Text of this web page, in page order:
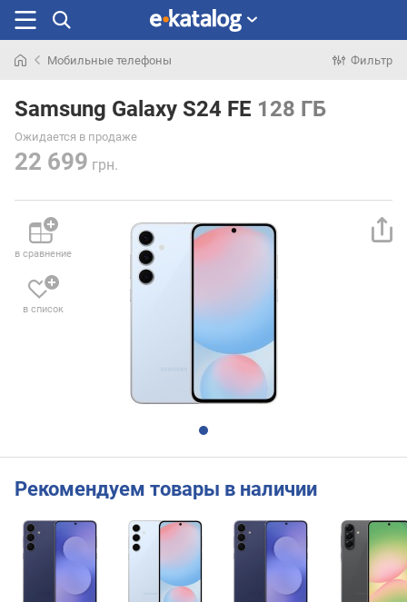
раньше
Мобильные телефоны Фильтр
Samsung Galaxy S24 FE 128 ГБ
Ожидается в продаже
22 699 грн.
в сравнение
в список
Рекомендуем товары в наличии